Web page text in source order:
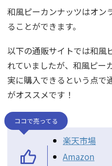
和風ピーカンナッツはオン
ることができます。
以下の通販サイトでは和風
れていましたが、和風ピー
実に購入できるという点で
がオススメです！
ココで売ってる
楽天市場
Amazon